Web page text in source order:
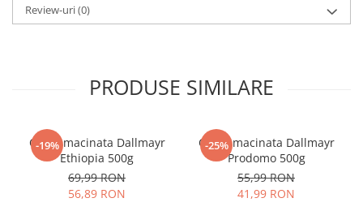
Review-uri(0)
PRODUSE SIMILARE
-19%
Cafea macinata Dallmayr
Ethiopia 500g
69,99 RON
56,89 RON
-25%
Cafea macinata Dallmayr
Prodomo 500g
55,99 RON
41,99 RON